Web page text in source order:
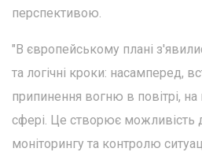
перспективою.
"В європейському плані
та логічні кроки: насамперед,
припинення вогню в повітрі, на
сфері. Це створює можливість
моніторингу та контролю